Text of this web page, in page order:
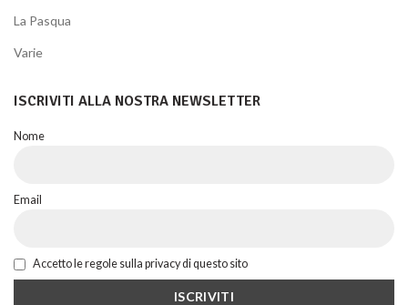
La Pasqua
Varie
ISCRIVITI ALLA NOSTRA NEWSLETTER
Nome
Email
Accetto le regole sulla privacy di questo sito